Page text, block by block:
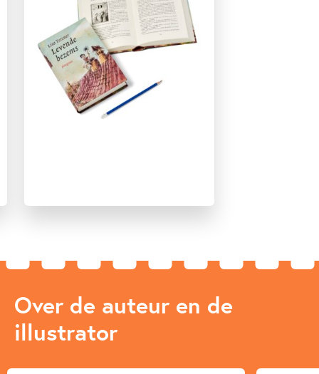
Over de auteur en de
illustrator